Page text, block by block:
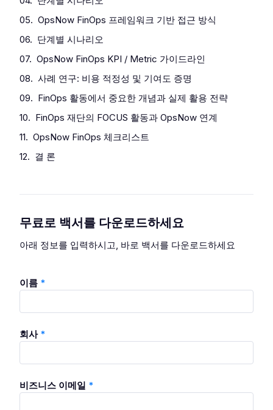
05. OpsNow FinOps 프레임워크 기반 접근 방식
06. 단계별 시나리오
07. OpsNow FinOps KPI / Metric 가이드라인
08. 사례 연구: 비용 적정성 및 기여도 증명
09. FinOps 활동에서 중요한 개념과 실제 활용 전략
10. FinOps 재단의 FOCUS 활동과 OpsNow 연계
11. OpsNow FinOps 체크리스트
12. 결 론
무료로 백서를 다운로드하세요
아래 정보를 입력하시고, 바로 백서를 다운로드하세요
이름 *
회사 *
비즈니스 이메일 *